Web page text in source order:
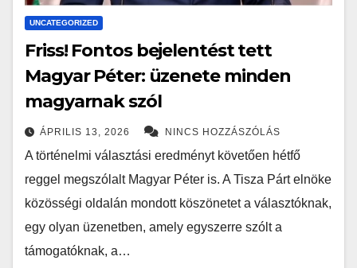
UNCATEGORIZED
Friss! Fontos bejelentést tett
Magyar Péter: üzenete minden
magyarnak szól
ÁPRILIS 13, 2026 NINCS HOZZÁSZÓLÁS
A történelmi választási eredményt követően hétfő
reggel megszólalt Magyar Péter is. A Tisza Párt elnöke
közösségi oldalán mondott köszönetet a választóknak,
egy olyan üzenetben, amely egyszerre szólt a
támogatóknak, a…